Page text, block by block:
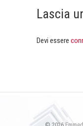
Lascia
Devi essere